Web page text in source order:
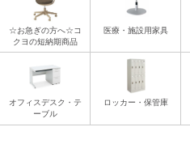
☆お急ぎの方へ☆コ
クヨの短納期商品
医療・施設用家具
オフィスデスク・テ
ーブル
ロッカー・保管庫